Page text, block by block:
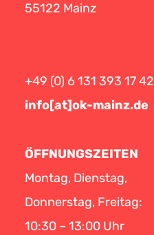
55122 Mainz
+49 (0) 6 131 393 17 42
info[at]ok-mainz.de
ÖFFNUNGSZEITEN
Montag, Dienstag,
Donnerstag, Freitag:
10:30 – 13:00 Uhr